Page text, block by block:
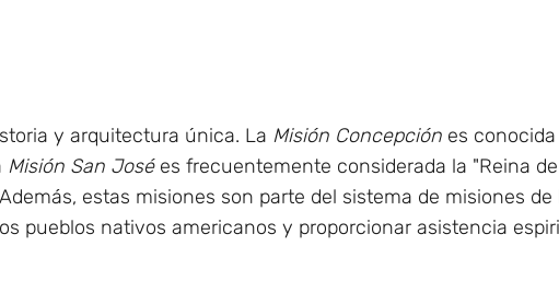
y arquitectura única. La Misión Concepción es
Misión San Josées frecuentemente considerada la "Reina
estas misiones son parte del sistema de misiones de
pueblos nativos americanos y proporcionar asistencia